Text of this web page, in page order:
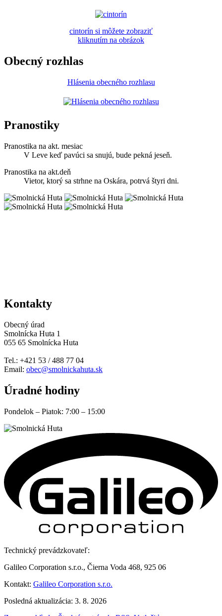
cintorín si môžete zobraziť
kliknutím na obrázok
Obecný rozhlas
Hlásenia obecného rozhlasu
Pranostiky
Pranostika na akt. mesiac
V Leve keď pavúci sa snujú, bude pekná jeseň.
Pranostika na akt.deň
Vietor, ktorý sa strhne na Oskára, potrvá štyri dni.
Kontakty
Obecný úrad
Smolnícka Huta 1
055 65 Smolnícka Huta
Tel.: +421 53 / 488 77 04
Email: obec@smolnickahuta.sk
Úradné hodiny
Pondelok – Piatok: 7:00 – 15:00
Technický prevádzkovateľ:
Galileo Corporation s.r.o., Čierna Voda 468, 925 06
Kontakt: Galileo Corporation s.r.o.
Posledná aktualizácia: 3. 8. 2026